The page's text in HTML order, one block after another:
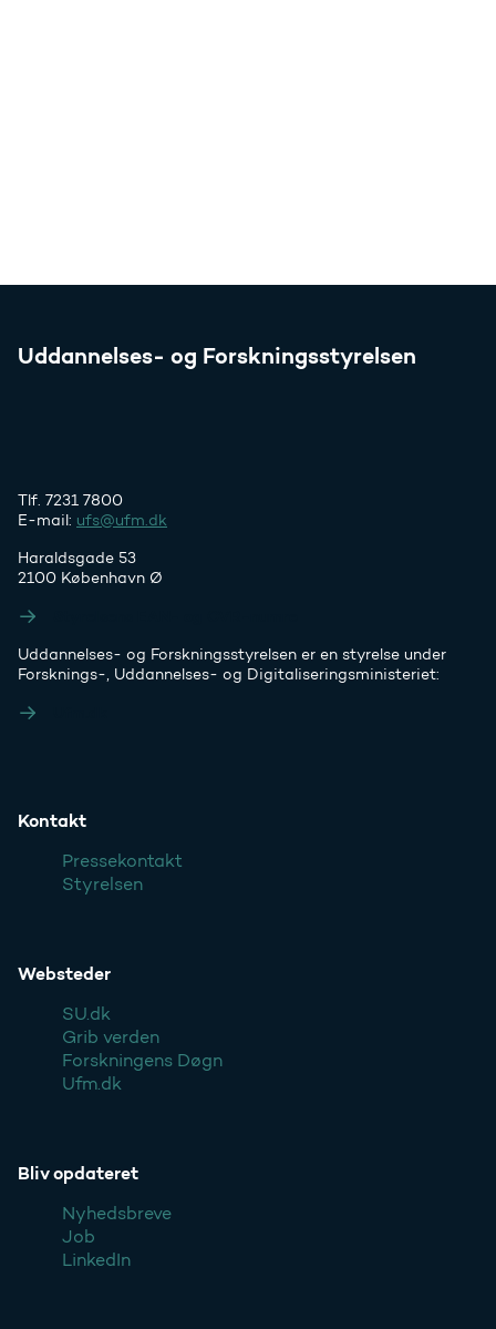
Uddannelses- og Forskningsstyrelsen
Tlf. 7231 7800
E-mail: ufs@ufm.dk
Haraldsgade 53
2100 København Ø
Uddannelses- og Forskningsstyrelsen er en styrelse under
Forsknings-, Uddannelses- og Digitaliseringsministeriet:
Kontakt
Pressekontakt
Styrelsen
Websteder
SU.dk
Grib verden
Forskningens Døgn
Ufm.dk
Bliv opdateret
Nyhedsbreve
Job
LinkedIn